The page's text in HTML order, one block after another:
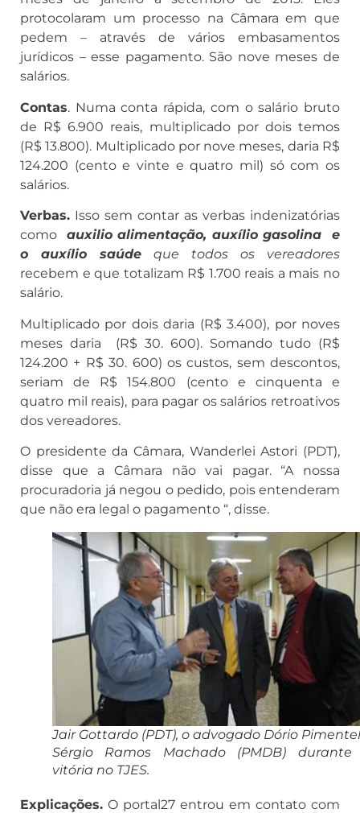
protocolaram um processo na Câmara em que
pedem – através de vários embasamentos
jurídicos – esse pagamento. São nove meses de
salários.
Contas. Numa conta rápida, com o salário bruto
de R$ 6.900 reais, multiplicado por dois temos
(R$ 13.800). Multiplicado por nove meses, daria R$
124.200 (cento e vinte e quatro mil) só com os
salários.
Verbas. Isso sem contar as verbas indenizatórias
como
auxilio alimentação, auxílio gasolina e
o auxílio saúde que todos os vereadores
recebem e que totalizam R$ 1.700 reais a mais no
salário.
Multiplicado por dois daria (R$ 3.400), por noves
meses daria (R$ 30. 600). Somando tudo (R$
124.200 + R$ 30. 600) os custos, sem descontos,
seriam de R$ 154.800 (cento e cinquenta e
quatro mil reais), para pagar os salários retroativos
dos vereadores.
O presidente da Câmara, Wanderlei Astori (PDT),
disse que a Câmara não vai pagar. “A nossa
procuradoria já negou o pedido, pois entenderam
que não era legal o pagamento “, disse.
Jair Gottardo (PDT), o advogado Dório
Sérgio Ramos Machado (PMDB)
vitória no TJES.
Explicações. O portal27 entrou em contato com